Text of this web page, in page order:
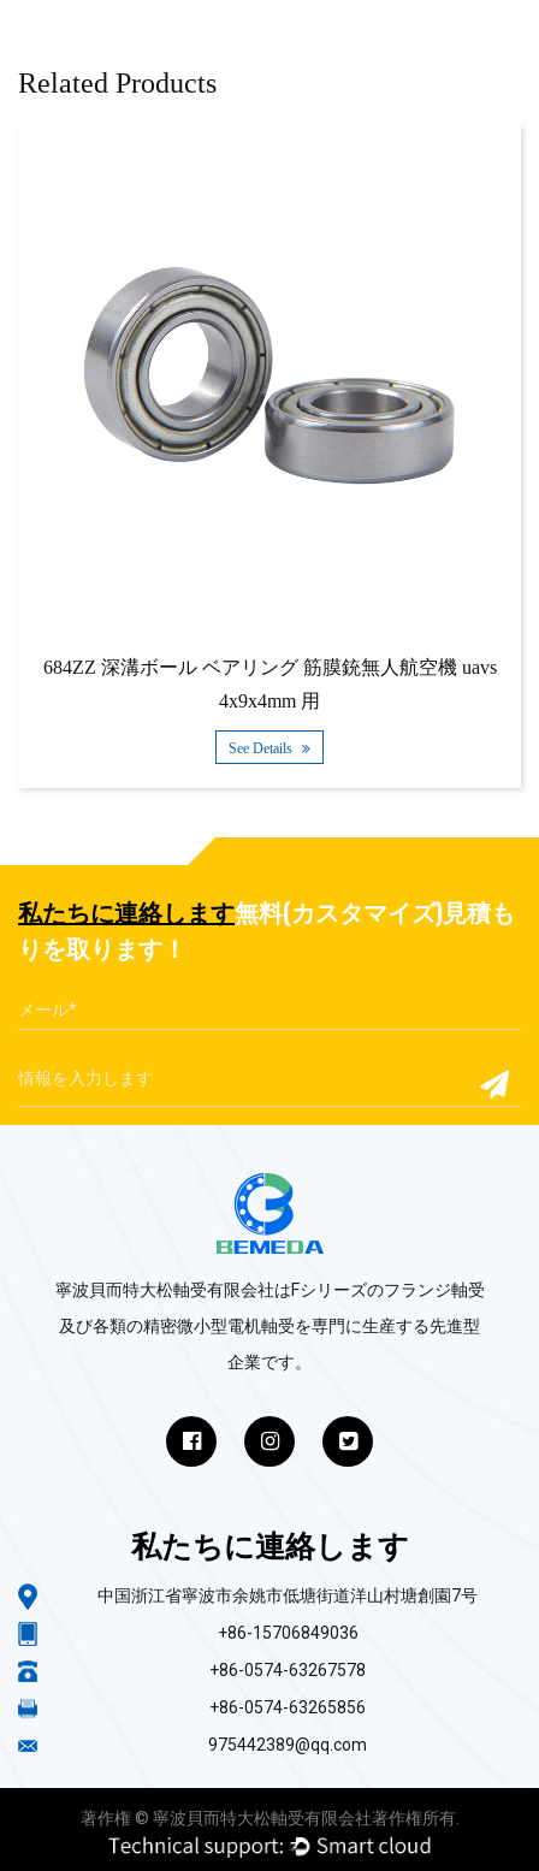
Related Products
684ZZ 深溝ボール ベアリング 筋膜銃無人航空機 uavs
4x9x4mm 用
See Details
私たちに連絡します無料(カスタマイズ)見積も
りを取ります！
寧波貝而特大松軸受有限会社はFシリーズのフランジ軸受
及び各類の精密微小型電机軸受を専門に生産する先進型
企業です。
私たちに連絡します
中国浙江省寧波市余姚市低塘街道洋山村塘創園7号
+86-15706849036
+86-0574-63267578
+86-0574-63265856
975442389@qq.com
著作権 © 寧波貝而特大松軸受有限会社著作権所有.